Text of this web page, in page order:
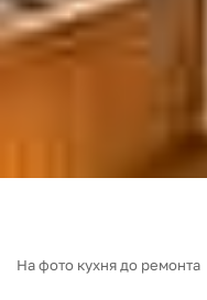
На фото кухня до ремонта